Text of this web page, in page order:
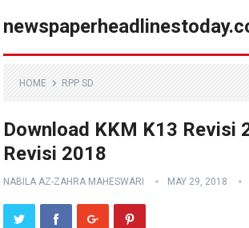
HOME RPP SD
Download KKM K13 Revisi
Revisi 2018
NABILA AZ-ZAHRA MAHESWARI MAY 29, 2018